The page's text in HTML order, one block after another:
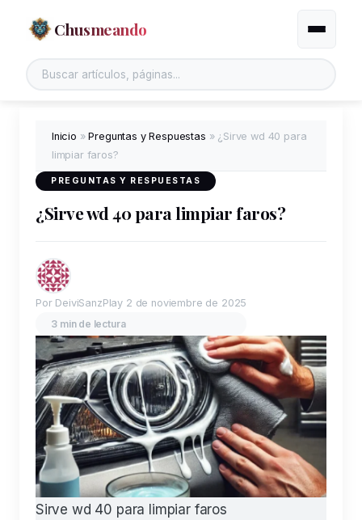
Chusmeando
Buscar en el sitio
Alternar
Inicio »Preguntas y Respuestas » ¿Sirve wd 40 para
limpiar faros?
PREGUNTAS Y RESPUESTAS
¿Sirve wd 40 para limpiar faros?
Por DeiviSanzPlay 2 de noviembre de 2025
3 min de lectura
Sirve wd 40 para limpiar faros